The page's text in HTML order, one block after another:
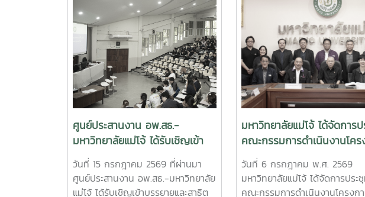
ศูนย์ประสานงาน อพ.สธ.-
มหาวิทยาลัยแม่โจ้ ได้รับเชิญเข้า
บรรยายและสาธิต การสำรวจและ
จัดทำฐานทรัพยากรท้องถิ่น 9 ใบ
งานฐานทรัพยากรท้องถิ่น
วันที่ 15 กรกฎาคม 2569 ที่ผ่านมา
ศูนย์ประสานงาน อพ.สธ.-มหาวิทยาลัย
แม่โจ้ ได้รับเชิญเข้าบรรยายและสาธิต
มหาวิทยาลัยแม่โจ้ ได้จัดการป
คณะกรรมการดำเนินงานโคร
อนุรักษ์พันธุกรรมพืชอันเนื่องม
จากพระราชดำริ สมเด็จพระเท
ราชสุดาฯ สยามบรมราชกุมารี
วันที่ 6 กรกฎาคม พ.ศ. 2569
มหาวิทยาลัยแม่โจ้ ได้จัดการประ
คณะกรรมการดำเนินงานโครงก